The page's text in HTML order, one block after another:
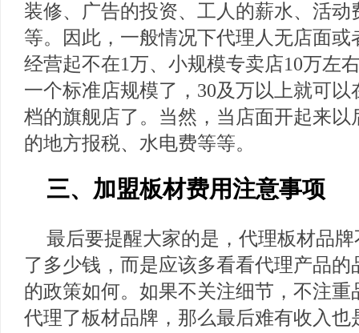
装修、广告的投资、工人的薪水、活
等。因此，一般情况下代理人无店面
经营起不在1万、小规模专卖店10万左
一个标准店规模了，30及万以上就可
档的旗舰店了。当然，当店面开起来
的地方报税、水电费等等。
三、加盟板材费用注意事项
最后要提醒大家的是，代理板材品
了多少钱，而是应该多看看代理产品
的政策如何。如果不关注细节，不注
代理了板材品牌，那么最后难有收入